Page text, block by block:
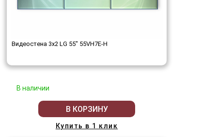
Видеостена 3x2 LG 55" 55VH7E-H
В наличии
В КОРЗИНУ
Купить в 1 клик